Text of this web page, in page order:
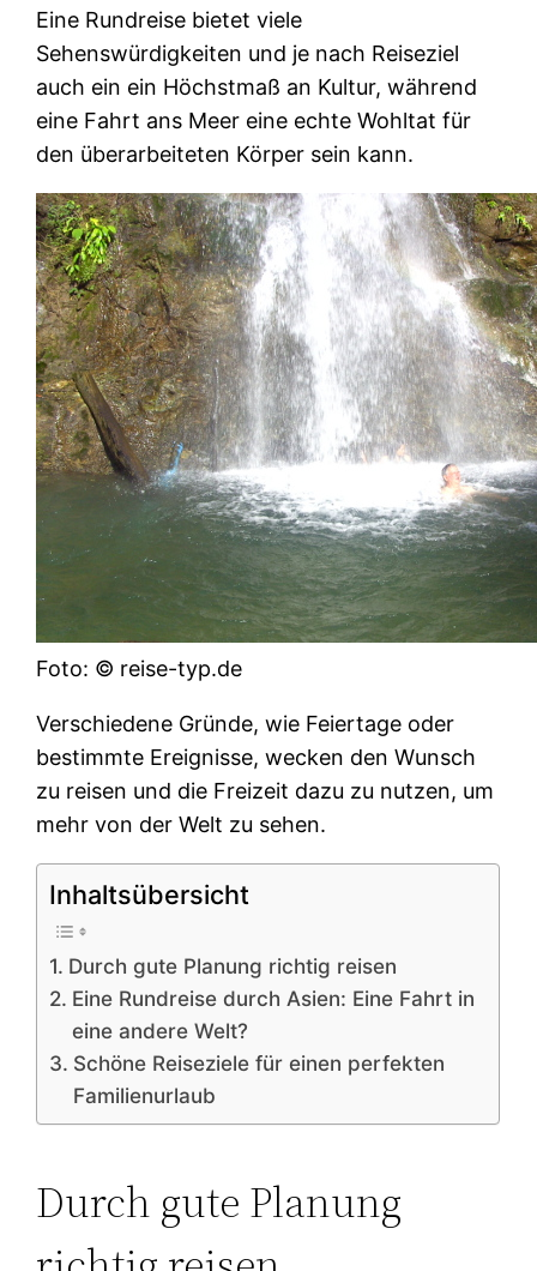
Eine Rundreise bietet viele
Sehenswürdigkeiten und je nach Reiseziel
auch ein ein Höchstmaß an Kultur, während
eine Fahrt ans Meer eine echte Wohltat für
den überarbeiteten Körper sein kann.
Foto: © reise-typ.de
Verschiedene Gründe, wie Feiertage oder
bestimmte Ereignisse, wecken den Wunsch
zu reisen und die Freizeit dazu zu nutzen, um
mehr von der Welt zu sehen.
Inhaltsübersicht
Durch gute Planung richtig reisen
Eine Rundreise durch Asien: Eine Fahrt in
eine andere Welt?
Schöne Reiseziele für einen perfekten
Familienurlaub
Durch gute Planung